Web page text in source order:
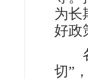
为长
好政
各
切”